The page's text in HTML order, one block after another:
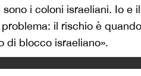
i coloni israeliani. Io e
il rischio è
di blocco israeliano».